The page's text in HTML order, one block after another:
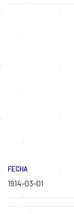
FECHA
1914-03-01